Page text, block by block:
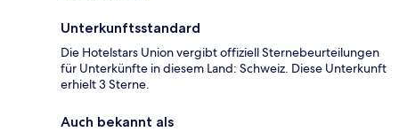
Unterkunftsstandard
Die Hotelstars Union vergibt offiziell Sternebeurteilungen
für Unterkünfte in diesem Land: Schweiz. Diese Unterkunft
erhielt 3 Sterne.
Auch bekannt als